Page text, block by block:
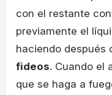
con el restante
previamente el
haciendo después
fideos. Cuando el
que se haga a